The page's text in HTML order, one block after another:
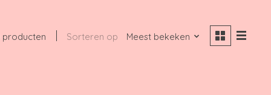
producten Sorteren op Meest bekeken